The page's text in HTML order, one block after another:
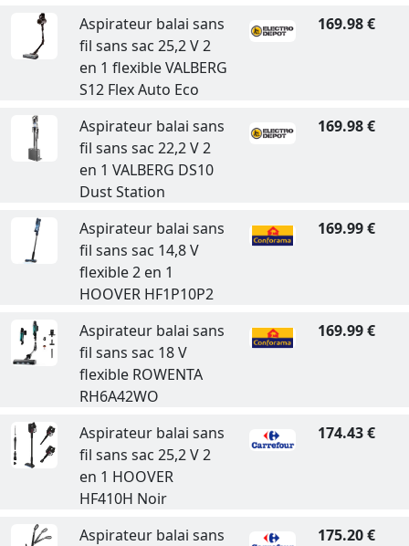
Aspirateur balai sans
fil sans sac 25,2 V 2
en 1 flexible VALBERG
S12 Flex Auto Eco
169.98 €
Aspirateur balai sans
fil sans sac 22,2 V 2
en 1 VALBERG DS10
Dust Station
169.98 €
Aspirateur balai sans
fil sans sac 14,8 V
flexible 2 en 1
HOOVER HF1P10P2
169.99 €
Aspirateur balai sans
fil sans sac 18 V
flexible ROWENTA
RH6A42WO
169.99 €
Aspirateur balai sans
fil sans sac 25,2 V 2
en 1 HOOVER
HF410H Noir
174.43 €
Aspirateur balai sans
175.20 €